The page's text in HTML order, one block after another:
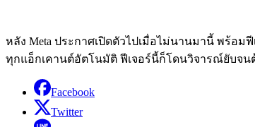
หลัง Meta ประกาศเปิดตัวไปเมื่อไม่นานมานี้ พร้อม
ทุกแอ็กเคานต์อัตโนมัติ ฟีเจอร์นี้ก็โดนวิจารณ์ยับจน
Facebook
Twitter